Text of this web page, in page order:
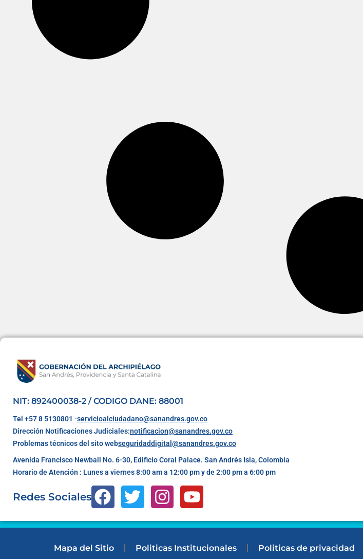
NIT: 892400038-2 / CODIGO DANE: 88001
Tel +57 8 5130801 -servicioalciudadano@sanandres.gov.co
Dirección Notificaciones Judiciales:notificacion@sanandres.gov.co
Problemas técnicos del sito webseguridaddigital@sanandres.gov.co
Avenida Francisco Newball No. 6-30, Edificio Coral Palace. San Andrés Isla, Colombia
Horario de Atención : Lunes a viernes 8:00 am a 12:00 pm y de 2:00 pm a 6:00 pm
Redes Sociales
Mapa del Sitio Politicas Institucionales Politicas de privacidad